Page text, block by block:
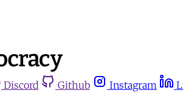
Discord Github Instagram